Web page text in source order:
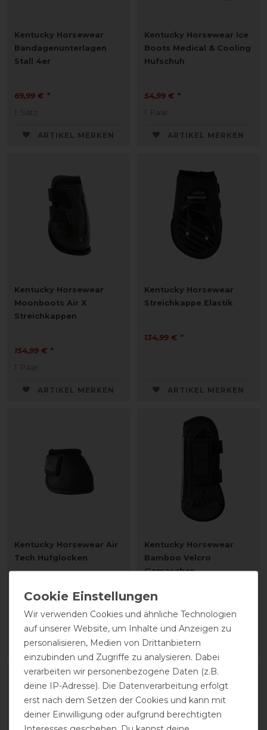
Kentucky Horsewear
Bandagenunterlagen
Stall 4er
69,99 € *
1 Satz
ARTIKEL MERKEN
Kentucky Horsewear Ice
Boots Medical & Cooling
Hufschuh
54,99 € *
1 Paar
ARTIKEL MERKEN
Kentucky Horsewear
Moonboots Air X
Streichkappen
154,99 € *
1 Paar
ARTIKEL MERKEN
Kentucky Horsewear
Streichkappe Elastik
134,99 € *
ARTIKEL MERKEN
Kentucky Horsewear Air
Tech Hufglocken
62,99 € *
Paar
ARTIKEL MERKEN
Kentucky Horsewear
Bamboo Velcro
Gamaschen
ARTIKEL MERKEN
Wir verwenden Cookies und ähnliche Technologien
auf unserer Website, um Inhalte und Anzeigen zu
personalisieren, Medien von Drittanbietern
einzubinden und Zugriffe zu analysieren. Dabei
verarbeiten wir personenbezogene Daten (z.B.
deine IP-Adresse). Die Datenverarbeitung erfolgt
erst nach dem Setzen der Cookies und kann mit
deiner Einwilligung oder aufgrund berechtigten